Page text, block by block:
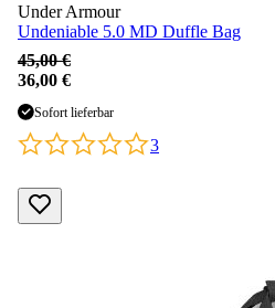
Under Armour
Undeniable 5.0 MD Duffle Bag
45,00 €
36,00 €
Sofort lieferbar
3